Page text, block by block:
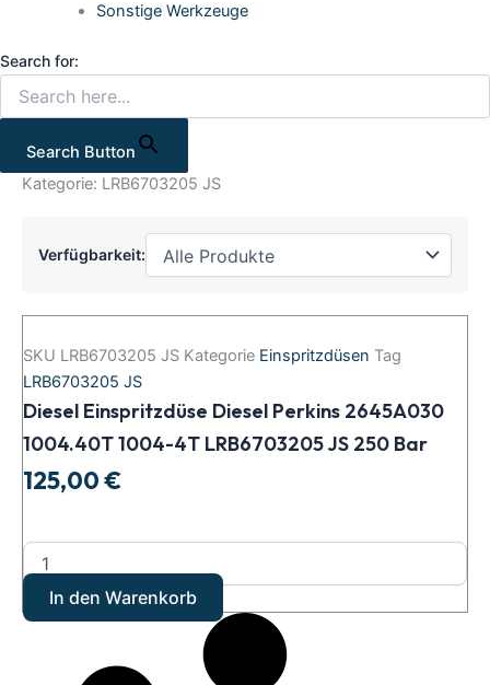
Sonstige Werkzeuge
Search for:
Search Button
Kategorie: LRB6703205 JS
Verfügbarkeit:
SKU LRB6703205 JS Kategorie Einspritzdüsen Tag
LRB6703205 JS
Diesel Einspritzdüse Diesel Perkins 2645A030
1004.40T 1004-4T LRB6703205 JS 250 Bar
125,00€
Einspritzdüse
Perkins
2645A030
1004.40T
1004-
4T
LRB6703205
250
Bar
MengeIn den Warenkorb